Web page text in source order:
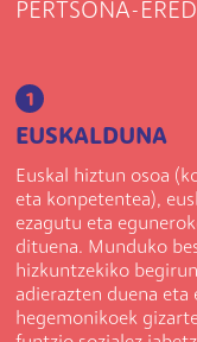
PERTSONA-
1
EUSKALDUNA
Euskal hiztun osoa
eta konpetentea),
ezagutu eta
dituena. Munduko
hizkuntzekiko
adierazten duena eta
hegemonikoek